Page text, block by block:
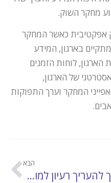
מחקר השוק.
אפקטיבית כאשר המחקר
בארגון, המידע
לוחות הזמנים
של הארגון,
המחקר וערך התפוקות
הבא
איך להעריך רעיון למוצר חדש?